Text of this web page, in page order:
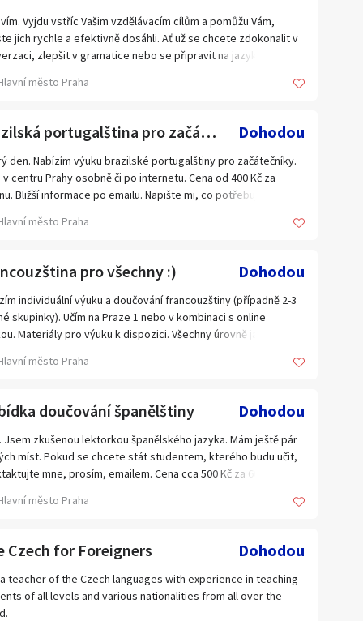
10 minut.
arabista Ing. Luboš KREPL je:
tříletého interního postgraduálního studia (po vysoké
oboru "ARABŠTINA" na FILOZOFICKÉ FAKULTĚ UNIVERZITY
ústní zkouškou a STÁTNÍ JAZYKOVOU ZKOUŠKOU Z
platnost jako vysvědčení o VŠEOBECNÉ STÁTNÍ JAZYKOVÉ
vykonané na jazykové škole a podle společného
referenčního rámce pro jazyky /CEFR = SERR/ třetí
cizího jazyka, stupeň C1);
13 arabsko-českých a česko-arabských vysokoškolských
Vyjdu vstříc Vašim vzdělávacím cílům a pomůžu Vám,
jich rychle a efektivně dosáhli. Ať už se chcete zdokonalit v
zlepšit v gramatice nebo se připravit na jazykovou
město Praha
Brazilská portugalština pro začátečníky! Dohodou
den. Nabízím výuku brazilské portugalštiny pro začátečníky.
v centru Prahy osobně či po internetu. Cena od 400 Kč za
Bližší informace po emailu. Napište mi, co potřebujete a
město Praha
pro všechny :) Dohodou
individuální výuku a doučování francouzštiny (případně 2-3
skupinky). Učím na Praze 1 nebo v kombinaci s online
Materiály pro výuku k dispozici. Všechny úrovně jazyka a
Kč za 60 minut.
město Praha
doučování španělštiny Dohodou
Jsem zkušenou lektorkou španělského jazyka. Mám ještě pár
míst. Pokud se chcete stát studentem, kterého budu učit,
mne, prosím, emailem. Cena cca 500 Kč za 60 minut.
pro výuku.
město Praha
Czech for Foreigners Dohodou
teacher of the Czech languages with experience in teaching
of all levels and various nationalities from all over the